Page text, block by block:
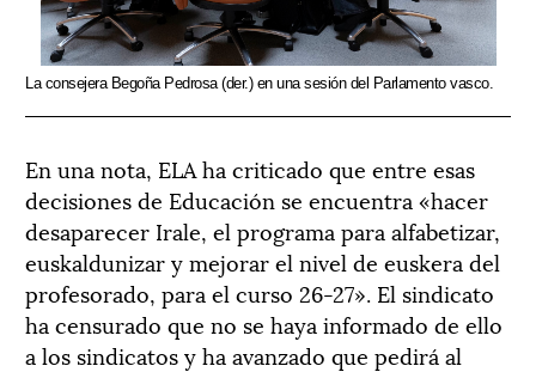
La consejera Begoña Pedrosa (der.) en una sesión del Parlamento vasco.
En una nota, ELA ha criticado que entre esas
decisiones de Educación se encuentra «hacer
desaparecer Irale, el programa para alfabetizar,
euskaldunizar y mejorar el nivel de euskera del
profesorado, para el curso 26-27». El sindicato
ha censurado que no se haya informado de ello
a los sindicatos y ha avanzado que pedirá al